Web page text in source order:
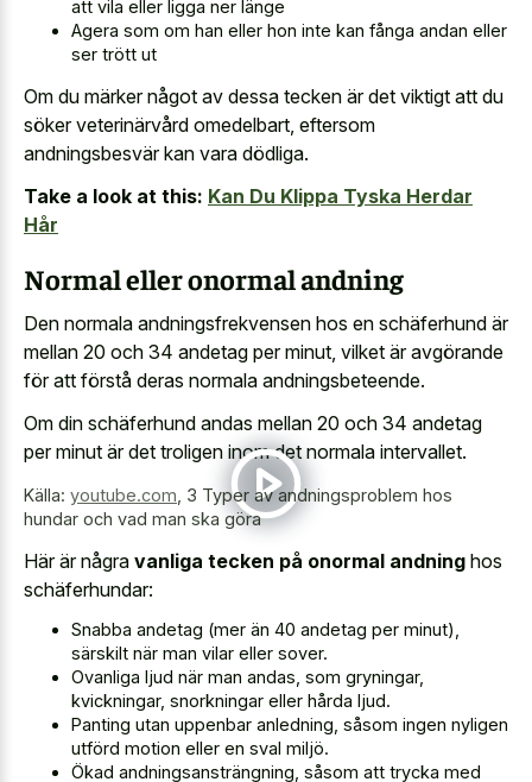
att vila eller ligga ner länge
Agera som om han eller hon inte kan fånga andan eller
ser trött ut
Om du märker något av dessa tecken är det viktigt att du
söker veterinärvård omedelbart, eftersom
andningsbesvär kan vara dödliga.
Take a look at this: Kan Du Klippa Tyska Herdar
Hår
Normal eller onormal andning
Den normala andningsfrekvensen hos en schäferhund är
mellan 20 och 34 andetag per minut, vilket är avgörande
för att förstå deras normala andningsbeteende.
Om din schäferhund andas mellan 20 och 34 andetag
per minut är det troligen inom det normala intervallet.
Källa: youtube.com 3 Typer av andningsproblem hos
hundar och vad man ska göra
Här är några vanliga tecken på onormal andning hos
schäferhundar:
Snabba andetag (mer än 40 andetag per minut),
särskilt när man vilar eller sover.
Ovanliga ljud när man andas, som gryningar,
kvickningar, snorkningar eller hårda ljud.
Panting utan uppenbar anledning, såsom ingen nyligen
utförd motion eller en sval miljö.
Ökad andningsansträngning, såsom att trycka med